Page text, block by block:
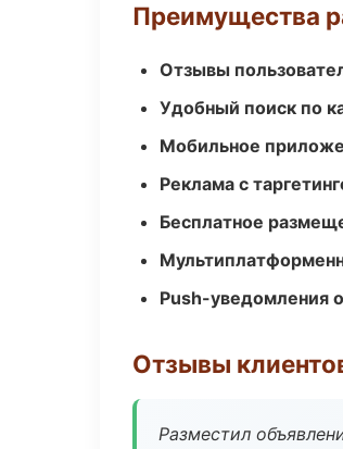
Преимущества
Отзывы
Удобный поиск по
Мобильное
Реклама с
Бесплатное
Push-уведомления
Отзывы
Разместил